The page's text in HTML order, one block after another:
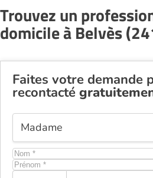
Trouvez un
domicile à Belvès
Faites votre demande
recontacté